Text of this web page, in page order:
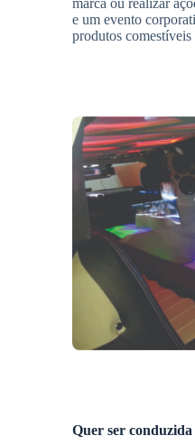
marca ou realizar
e um evento
produtos
Quer ser